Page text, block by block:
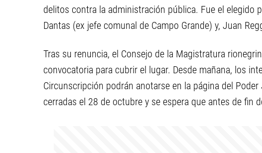
delitos contra la administración pública. Fue el elegido
Dantas (ex jefe comunal de Campo Grande) y, Juan
Tras su renuncia, el Consejo de la Magistratura
convocatoria para cubrir el lugar. Desde mañana, los
Circunscripción podrán anotarse en la página del
cerradas el 28 de octubre y se espera que antes de fin